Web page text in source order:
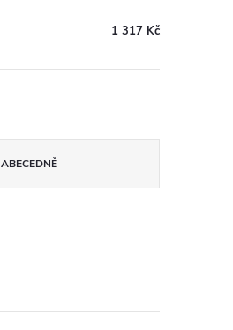
1 317 Kč
ABECEDNĚ